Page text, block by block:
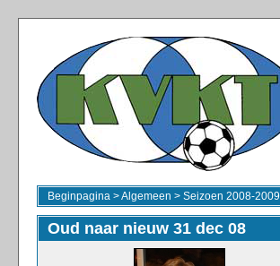
Beginpagina >Algemeen > Seizoen 2008-2009
Oud naar nieuw 31 dec 08